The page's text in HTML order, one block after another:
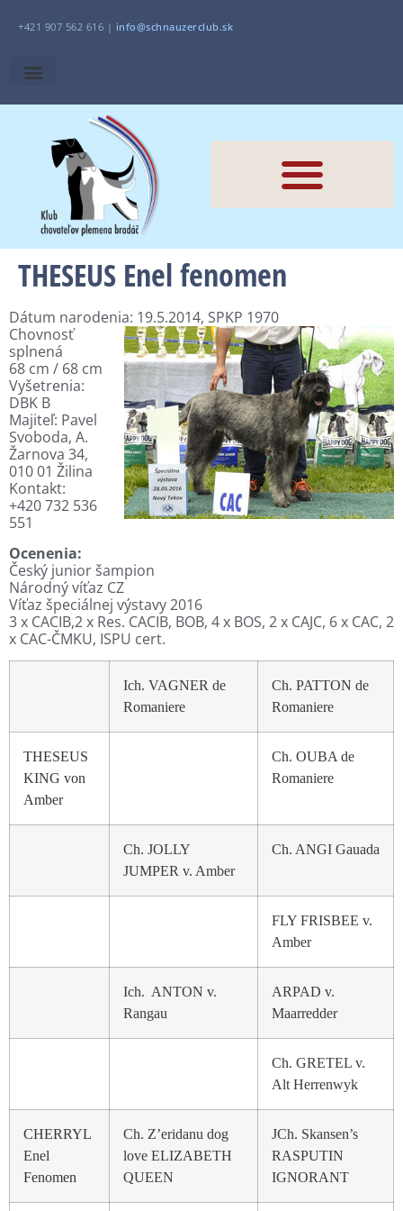
+421 907 562 616 | info@schnauzerclub.sk
THESEUS Enel fenomen
Dátum narodenia: 19.5.2014, SPKP 1970
Chovnosť
splnená
68 cm / 68 cm
Vyšetrenia:
DBK B
Majiteľ: Pavel
Svoboda, A.
Žarnova 34,
010 01 Žilina
Kontakt:
+420 732 536
551
Ocenenia:
Český junior šampion
Národný víťaz CZ
Víťaz špeciálnej výstavy 2016
3 x CACIB,2 x Res. CACIB, BOB, 4 x BOS, 2 x CAJC, 6 x CAC, 2
x CAC-ČMKU, ISPU cert.
Ich. VAGNER de
Romaniere
Ch. PATTON de
Romaniere
THESEUS
KING von
Amber
Ch. OUBA de
Romaniere
Ch. JOLLY
JUMPER v. Amber
Ch. ANGI Gauada
FLY FRISBEE v.
Amber
Ich. ANTON v.
Rangau
ARPAD v.
Maarredder
Ch. GRETEL v.
Alt Herrenwyk
CHERRYL
Enel
Fenomen
Ch. Z’eridanu dog
love ELIZABETH
QUEEN
JCh. Skansen’s
RASPUTIN
IGNORANT